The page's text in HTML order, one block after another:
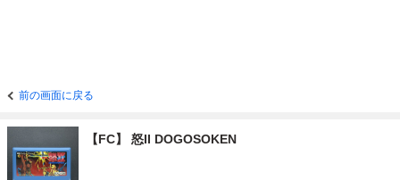
前の画面に戻る
【FC】 怒II DOGOSOKEN